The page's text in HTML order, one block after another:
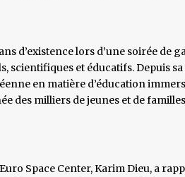
d’existence lors d’une soirée de
et éducatifs. Depuis sa
en matière d’éducation
des milliers de jeunes et de
Space Center, Karim Dieu, a